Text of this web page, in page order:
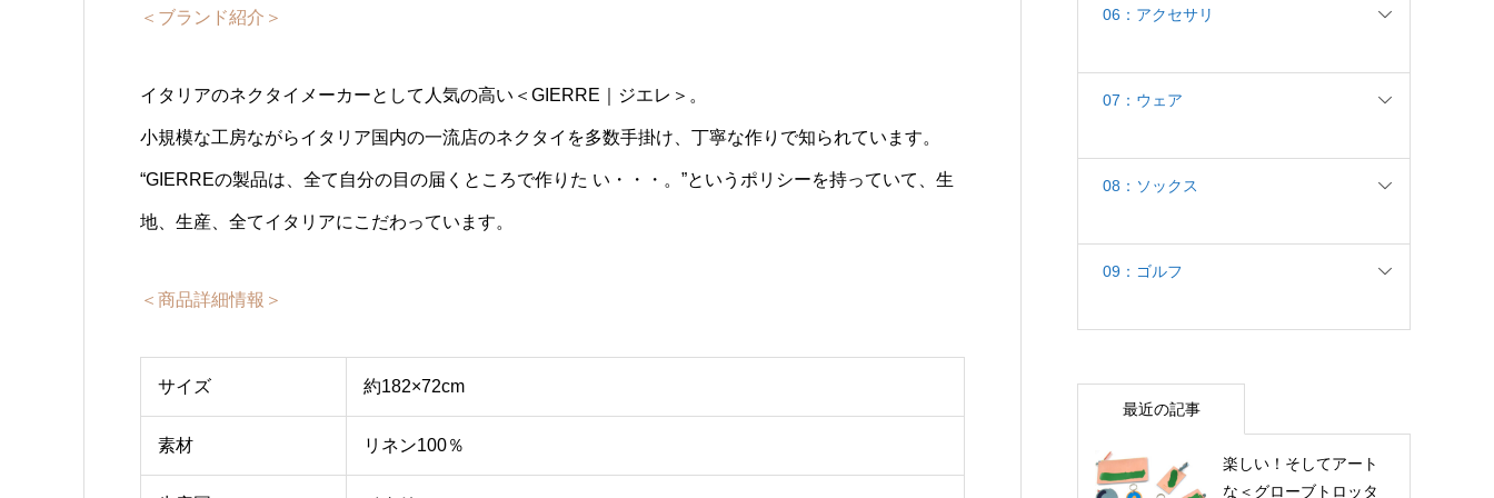
＜ブランド紹介＞
イタリアのネクタイメーカーとして人気の高い＜GIERRE｜ジエレ＞。
小規模な工房ながらイタリア国内の一流店のネクタイを多数手掛け、丁寧な作りで知られています。
“GIERREの製品は、全て自分の目の届くところで作りた い・・・。”というポリシーを持っていて、生
地、生産、全てイタリアにこだわっています。
＜商品詳細情報＞
サイズ 約182×72cm
素材 リネン100％
06：アクセサリ
07：ウェア
08：ソックス
09：ゴルフ
最近の記事
楽しい！そしてアート
な＜グローブトロッタ